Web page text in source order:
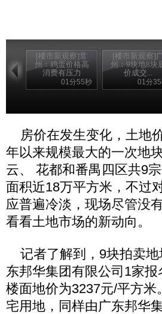
[楼市新观察]常
州：鸡蛋价格高
消费有压力
01分55秒
[楼市新观察]
州：9块地8块
价成交...
01分
房价在发生变化，土地
年以来规模最大的一次地
云、 花都和番禺四区共9
面积近18万平方米，不过
应普遍冷淡，现场尽管没
看看土地市场的新动向。
记者了解到，9块拍卖地
东邦华集团有限公司1家
楼面地价为3237元/平方
宅用地，同样由广东邦华集